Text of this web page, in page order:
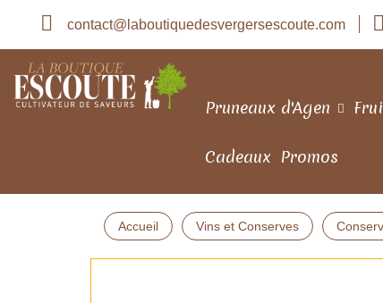
contact@laboutiquedesvergersescoute.com
Pruneaux d'Agen
Cadeaux Promos
Accueil Vins et Conserves